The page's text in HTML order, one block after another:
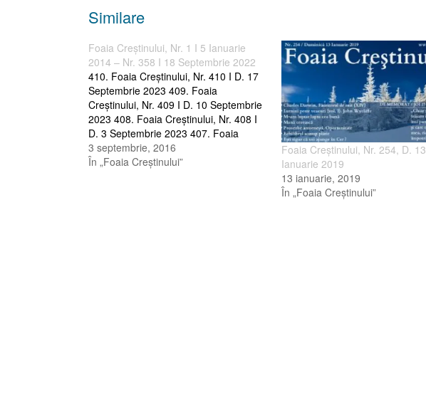
Similare
Foaia Creştinului, Nr. 1 I 5 Ianuarie
2014 – Nr. 358 I 18 Septembrie 2022
410. Foaia Creştinului, Nr. 410 I D. 17
Septembrie 2023 409. Foaia
Creştinului, Nr. 409 I D. 10 Septembrie
2023 408. Foaia Creştinului, Nr. 408 I
D. 3 Septembrie 2023 407. Foaia
Creştinului, Nr. 407 I D. 27 August
2023 406. Foaia Creştinului, Nr. 406 I
3 septembrie, 2016
În „Foaia Creştinului”
Foaia Creştinului, Nr. 254, D. 13
Ianuarie 2019
13 ianuarie, 2019
În „Foaia Creştinului”